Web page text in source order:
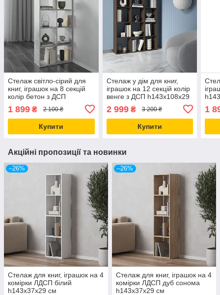
Стелаж світло-сірий для
книг, іграшок на 8 секцій
колір бетон з ДСП
1 899 ₴ 2 100 ₴
Купити
Стелаж у дім для книг,
іграшок на 12 секцій колір
венге з ДСП h143х108х29
2 999₴ 3 200 ₴
Купити
1
Акційні пропозиції та новинки
–26%
Стелаж для книг, іграшок на 4
комірки ЛДСП білий
h143х37х29 см
–26%
Стелаж для книг, іграшок на 4
комірки ЛДСП дуб сонома
h143х37х29 см